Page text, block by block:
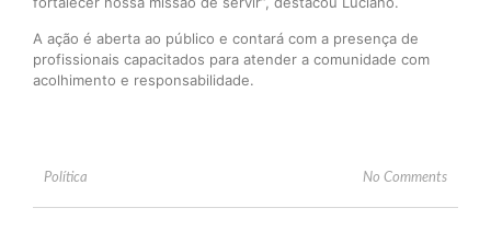
A ação é aberta ao público e contará com a presença de
profissionais capacitados para atender a comunidade com
acolhimento e responsabilidade.
Política No Comments